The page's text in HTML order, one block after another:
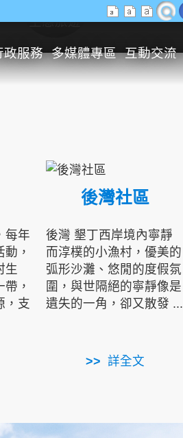
政服務 多媒體專區 互動交流
生態旅遊
每年
，
生
，
，支
後灣社區
後灣 墾丁西岸境內寧靜
而淳樸的小漁村，優美的
弧形沙灘、悠閒的度假氛
圍，與世隔絕的寧靜像是
遺失的一角，卻又散發 ...
詳全文